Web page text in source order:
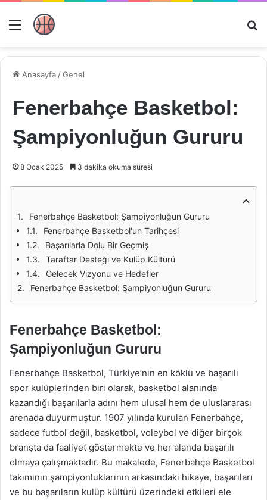
Menü
Anasayfa /Genel
Fenerbahçe Basketbol:
Şampiyonluğun Gururu
8 Ocak 2025 3 dakika okuma süresi
Fenerbahçe Basketbol: Şampiyonluğun Gururu
Fenerbahçe Basketbol'un Tarihçesi
Başarılarla Dolu Bir Geçmiş
Taraftar Desteği ve Kulüp Kültürü
Gelecek Vizyonu ve Hedefler
Fenerbahçe Basketbol: Şampiyonluğun Gururu
Fenerbahçe Basketbol:
Şampiyonluğun Gururu
Fenerbahçe Basketbol, Türkiye’nin en köklü ve başarılı
spor kulüplerinden biri olarak, basketbol alanında
kazandığı başarılarla adını hem ulusal hem de uluslararası
arenada duyurmuştur. 1907 yılında kurulan Fenerbahçe,
sadece futbol değil, basketbol, voleybol ve diğer birçok
branşta da faaliyet göstermekte ve her alanda başarılı
olmaya çalışmaktadır. Bu makalede, Fenerbahçe Basketbol
takımının şampiyonluklarının arkasındaki hikaye, başarıları
ve bu başarıların kulüp kültürü üzerindeki etkileri ele